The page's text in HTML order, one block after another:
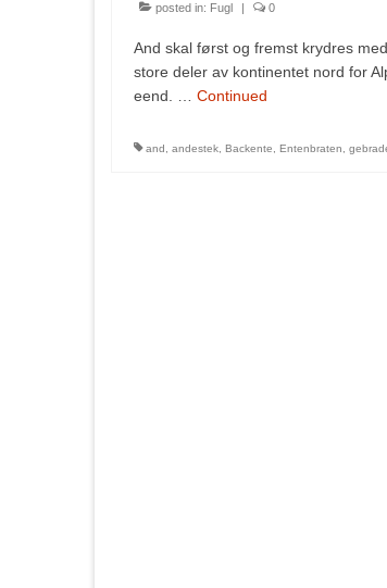
posted in: Fugl 0
And skal først og fremst krydres
store deler av kontinentet nord for
eend. … Continued
and, andestek, Backente, Entenbraten,